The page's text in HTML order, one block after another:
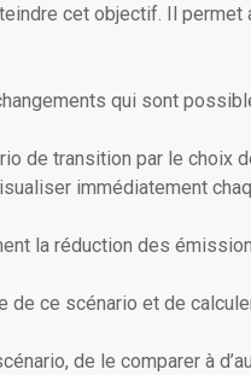
cet objectif. Il
qui sont
de transition par le
immédiatement
la réduction des
de ce scénario et de
de le comparer à